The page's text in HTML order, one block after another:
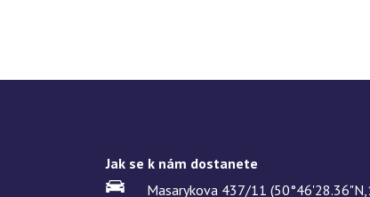
Jak se k nám dostanete
Masarykova 437/11